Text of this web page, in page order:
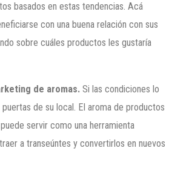
basados en estas tendencias. Acá
con una buena relación con sus
sobre cuáles productos les gustaría
de aromas. Si las condiciones lo
de su local. El aroma de productos
servir como una herramienta
a transeúntes y convertirlos en nuevos